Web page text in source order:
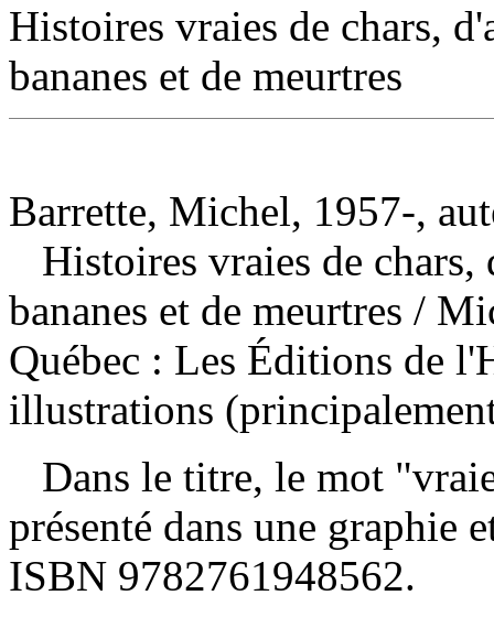
Histoires vraies de chars,
bananes et de meurtres
Barrette, Michel, 1957-,
Histoires vraies de chars,
bananes et de meurtres /
Québec : Les Éditions de
illustrations
Dans le titre, le mot
présenté dans une
ISBN 9782761948562.